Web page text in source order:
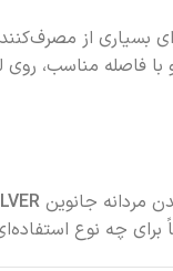
بسیاری از
مناسب، روی
مردانه جانوین
برای چه نوع